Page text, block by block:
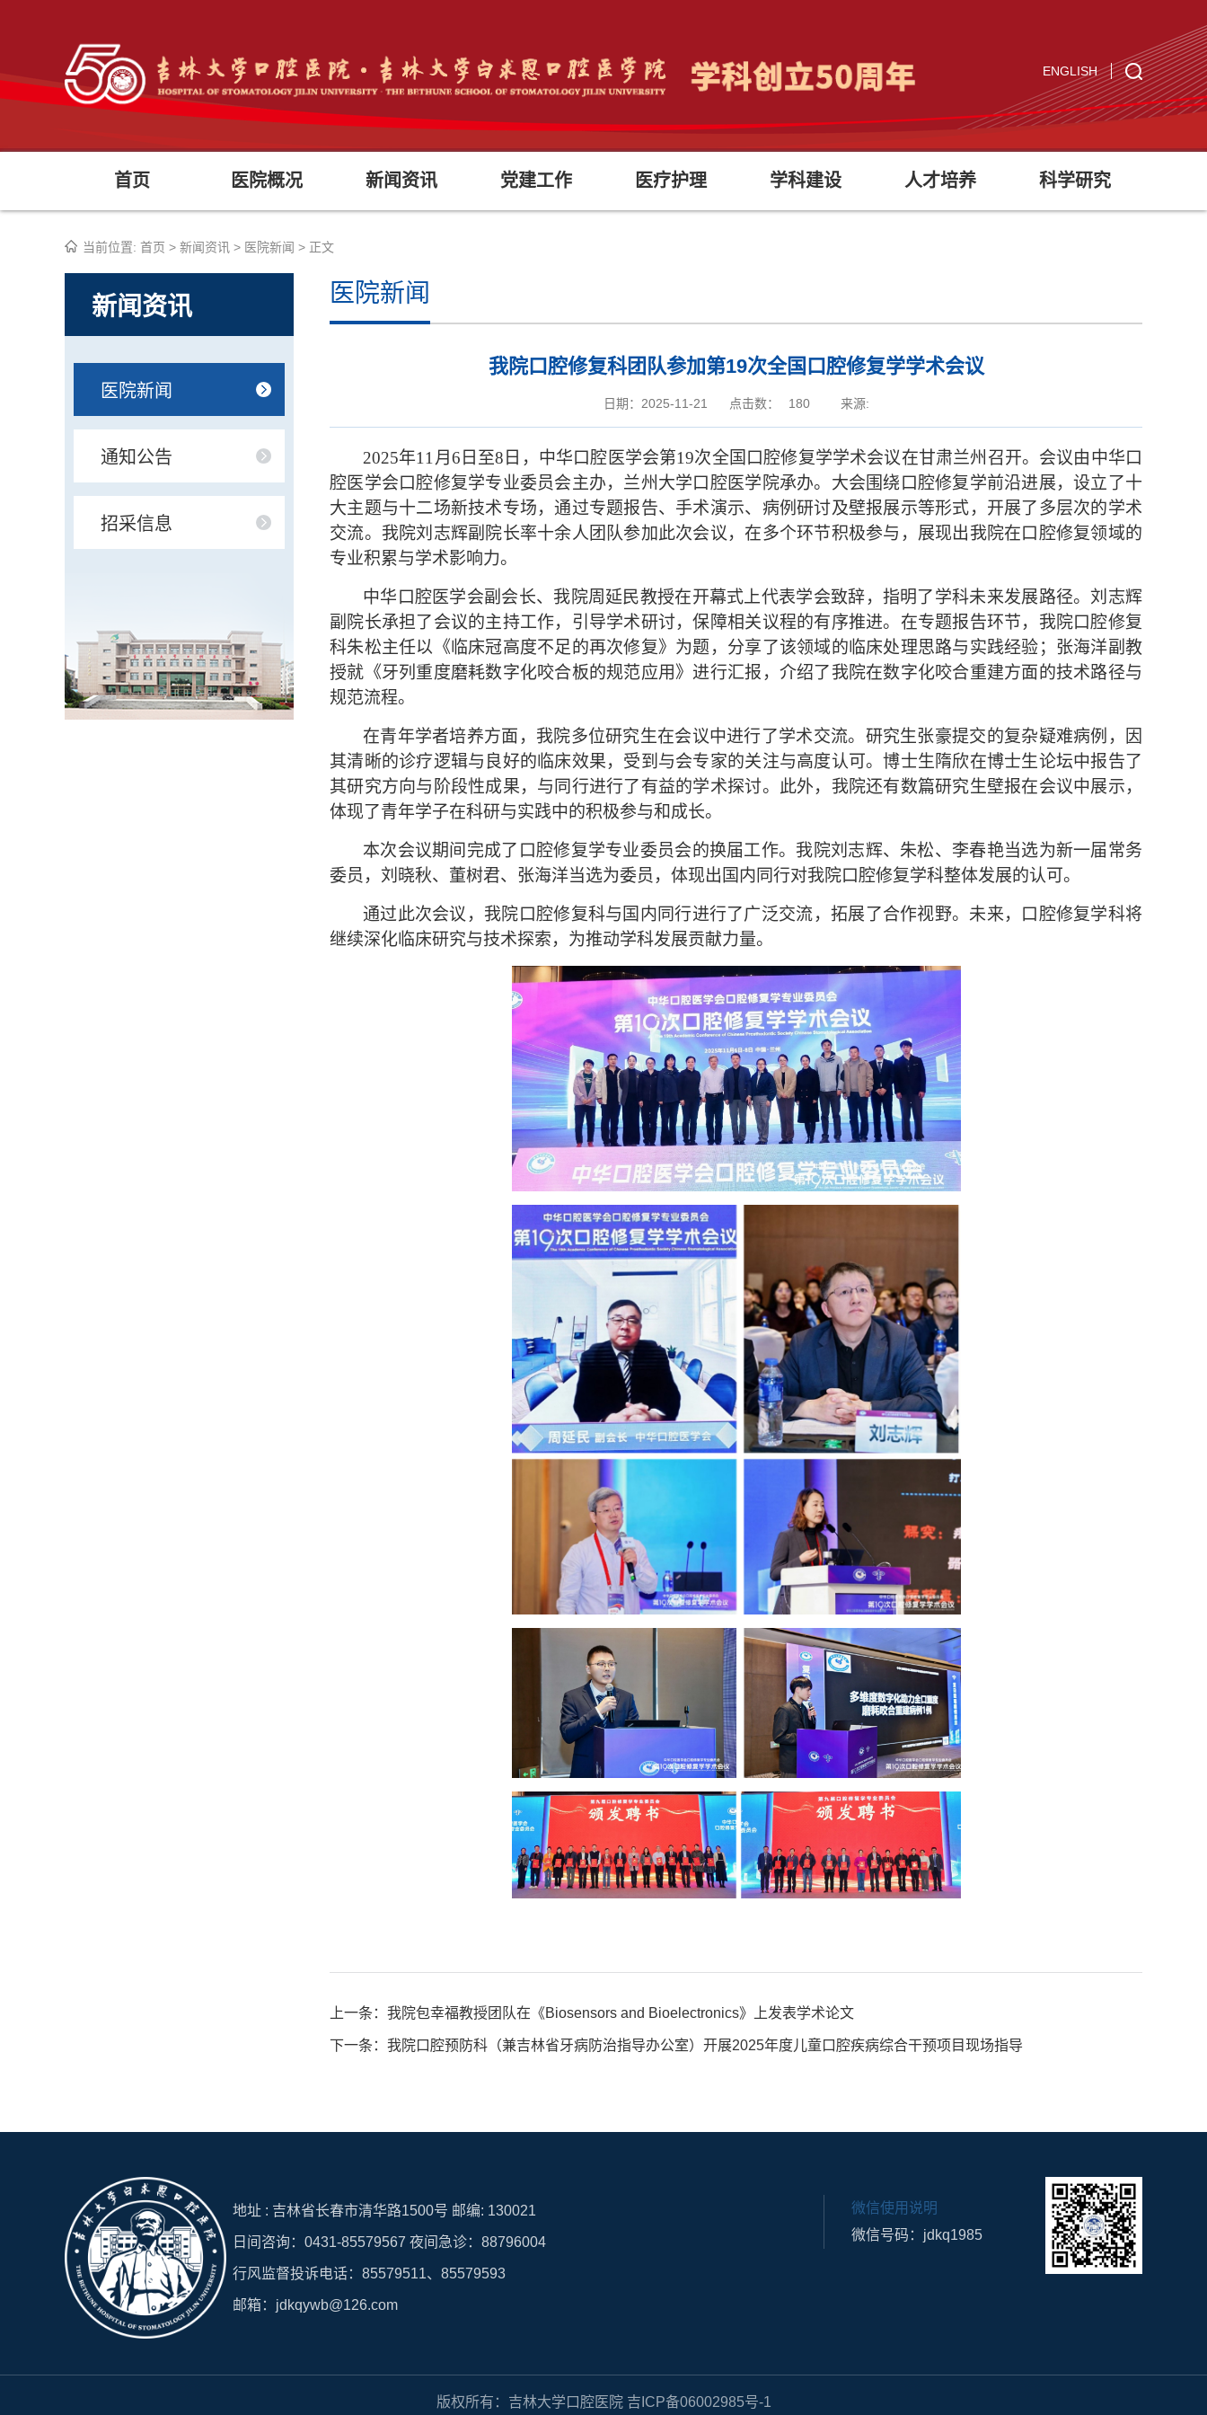
ENGLISH
首页 医院概况 新闻资讯 党建工作 医疗护理 学科建设 人才培养 科学研究
当前位置: 首页 > 新闻资讯 > 医院新闻 > 正文
新闻资讯
医院新闻
通知公告
招采信息
医院新闻
我院口腔修复科团队参加第19次全国口腔修复学学术会议
日期：2025-11-21 点击数： 180 来源:
2025年11 月 6 日至8 日，中华口腔医学会第19次全国口腔修复学学术会议在甘肃兰州召开。会议由中华口
腔医学会口腔修复学专业委员会主办，兰州大学口腔医学院承办。大会围绕口腔修复学前沿进展，设立了十
大主题与十二场新技术专场，通过专题报告、手术演示、病例研讨及壁报展示等形式，开展了多层次的学术
交流。我院刘志辉副院长率十余人团队参加此次会议，在多个环节积极参与，展现出我院在口腔修复领域的
专业积累与学术影响力。
中华口腔医学会副会长、我院周延民教授在开幕式上代表学会致辞，指明了学科未来发展路径。刘志辉
副院长承担了会议的主持工作，引导学术研讨，保障相关议程的有序推进。在专题报告环节，我院口腔修复
科朱松主任以《临床冠高度不足的再次修复》为题，分享了该领域的临床处理思路与实践经验；张海洋副教
授就《牙列重度磨耗数字化咬合板的规范应用》进行汇报，介绍了我院在数字化咬合重建方面的技术路径与
规范流程。
在青年学者培养方面，我院多位研究生在会议中进行了学术交流。研究生张豪提交的复杂疑难病例，因
其清晰的诊疗逻辑与良好的临床效果，受到与会专家的关注与高度认可。博士生隋欣在博士生论坛中报告了
其研究方向与阶段性成果，与同行进行了有益的学术探讨。此外，我院还有数篇研究生壁报在会议中展示，
体现了青年学子在科研与实践中的积极参与和成长。
本次会议期间完成了口腔修复学专业委员会的换届工作。我院刘志辉、朱松、李春艳当选为新一届常务
委员，刘晓秋、董树君、张海洋当选为委员，体现出国内同行对我院口腔修复学科整体发展的认可。
通过此次会议，我院口腔修复科与国内同行进行了广泛交流，拓展了合作视野。未来，口腔修复学科将
继续深化临床研究与技术探索，为推动学科发展贡献力量。
上一条：我院包幸福教授团队在《Biosensors and Bioelectronics》上发表学术论文
下一条：我院口腔预防科（兼吉林省牙病防治指导办公室）开展2025年度儿童口腔疾病综合干预项目现场指导
地址 : 吉林省长春市清华路1500号 邮编: 130021
日间咨询：0431-85579567 夜间急诊：88796004
行风监督投诉电话：85579511、85579593
邮箱：jdkqywb@126.com
微信使用说明
微信号码：jdkq1985
版权所有：吉林大学口腔医院 吉ICP备06002985号-1